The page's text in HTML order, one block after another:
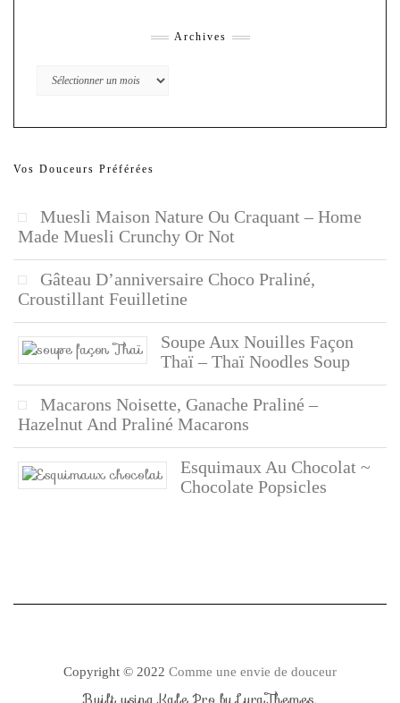
Archives
Archives
Vos Douceurs Préférées
Muesli Maison Nature Ou Craquant – Home
Made Muesli Crunchy Or Not
Gâteau D’anniversaire Choco Praliné,
Croustillant Feuilletine
Soupe Aux Nouilles Façon
Thaï – Thaï Noodles Soup
Macarons Noisette, Ganache Praliné –
Hazelnut And Praliné Macarons
Esquimaux Au Chocolat ~
Chocolate Popsicles
Copyright © 2022 Comme une envie de douceur